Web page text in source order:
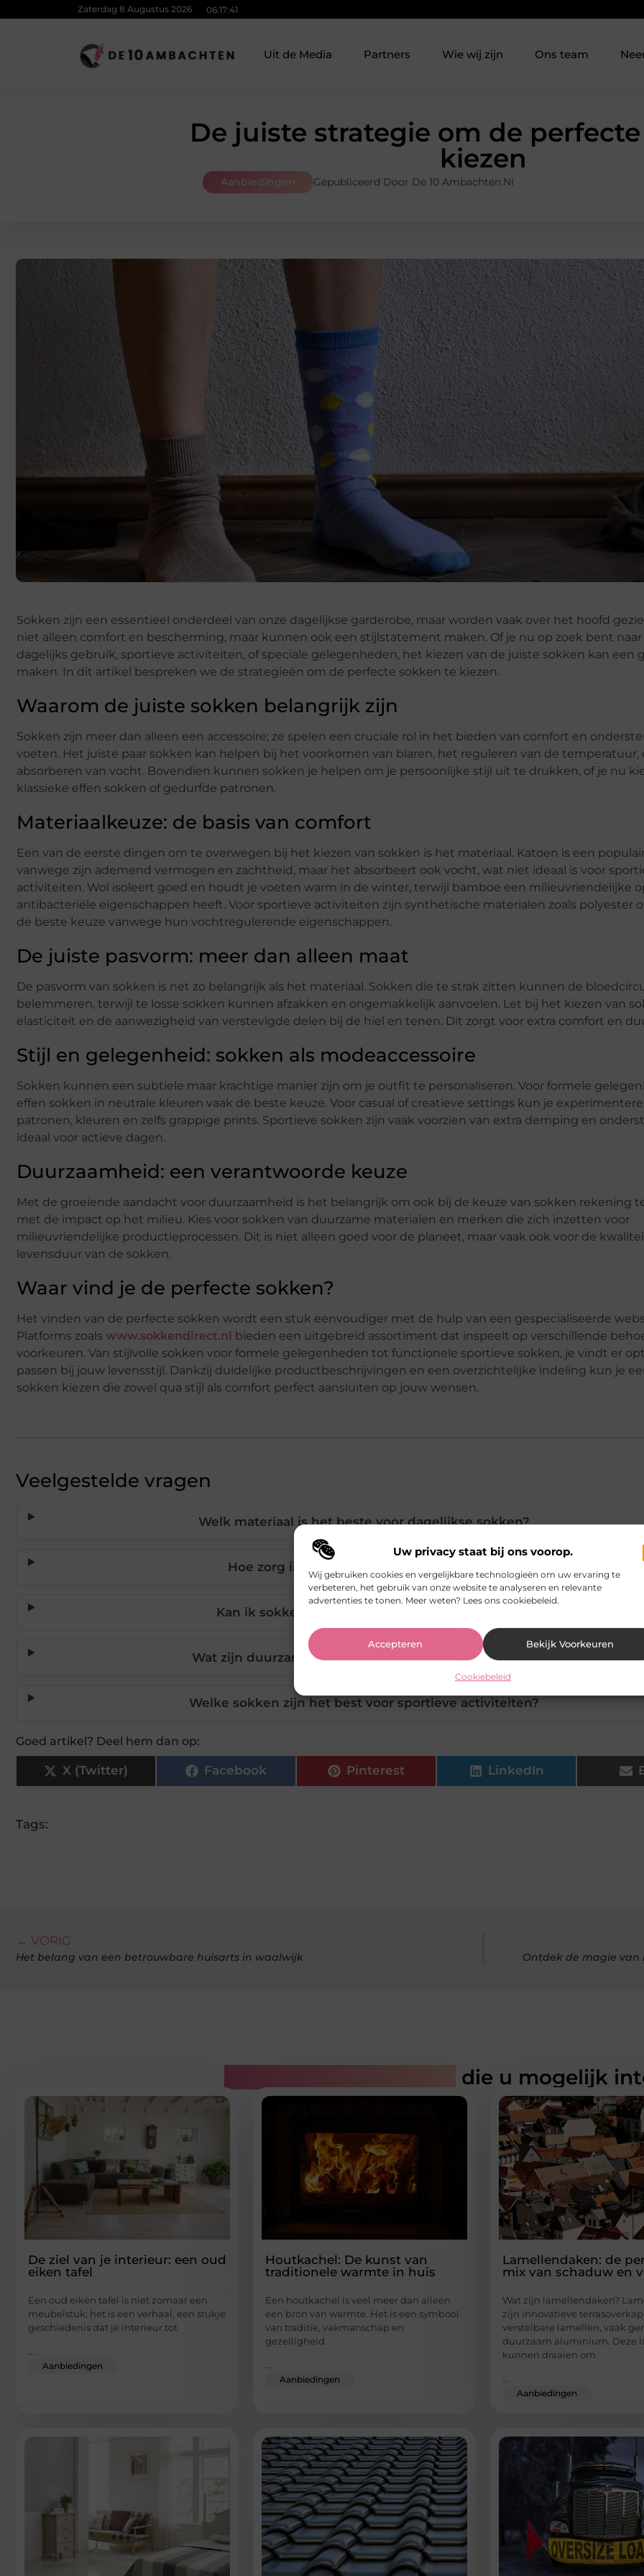
Uw privacy staat bij ons voorop.
Wij gebruiken cookies en vergelijkbare technologieën om uw ervaring te
verbeteren, het gebruik van onze website te analyseren en relevante
advertenties te tonen. Meer weten? Lees ons cookiebeleid.
Accepteren Bekijk Voorkeuren
Cookiebeleid
Zaterdag 8 Augustus 2026 06:17:42
Uit de Media Partners Wie wij zijn Ons team
De juiste strategie om de
kiezen
Aanbiedingen Gepubliceerd Door De 10 Ambachten.nl
Sokken zijn een essentieel onderdeel van onze dagelijkse garderobe, maar worden vaak over het hoofd
niet alleen comfort en bescherming, maar kunnen ook een stijlstatement maken. Of je nu op zoek bent
dagelijks gebruik, sportieve activiteiten, of speciale gelegenheden, het kiezen van de juiste sokken kan een
maken. In dit artikel bespreken we de strategieën om de perfecte sokken te kiezen.
Waarom de juiste sokken belangrijk zijn
Sokken zijn meer dan alleen een accessoire; ze spelen een cruciale rol in het bieden van comfort en
voeten. Het juiste paar sokken kan helpen bij het voorkomen van blaren, het reguleren van de temperatuur,
absorberen van vocht. Bovendien kunnen sokken je helpen om je persoonlijke stijl uit te drukken, of je nu
klassieke effen sokken of gedurfde patronen.
Materiaalkeuze: de basis van comfort
Een van de eerste dingen om te overwegen bij het kiezen van sokken is het materiaal. Katoen is een
vanwege zijn ademend vermogen en zachtheid, maar het absorbeert ook vocht, wat niet ideaal is voor
activiteiten. Wol isoleert goed en houdt je voeten warm in de winter, terwijl bamboe een milieuvriendelijke
antibacteriële eigenschappen heeft. Voor sportieve activiteiten zijn synthetische materialen zoals polyester
de beste keuze vanwege hun vochtregulerende eigenschappen.
De juiste pasvorm: meer dan alleen maat
De pasvorm van sokken is net zo belangrijk als het materiaal. Sokken die te strak zitten kunnen de
belemmeren, terwijl te losse sokken kunnen afzakken en ongemakkelijk aanvoelen. Let bij het kiezen van
elasticiteit en de aanwezigheid van verstevigde delen bij de hiel en tenen. Dit zorgt voor extra comfort en
Stijl en gelegenheid: sokken als modeaccessoire
Sokken kunnen een subtiele maar krachtige manier zijn om je outfit te personaliseren. Voor formele
effen sokken in neutrale kleuren vaak de beste keuze. Voor casual of creatieve settings kun je
patronen, kleuren en zelfs grappige prints. Sportieve sokken zijn vaak voorzien van extra demping en
ideaal voor actieve dagen.
Duurzaamheid: een verantwoorde keuze
Met de groeiende aandacht voor duurzaamheid is het belangrijk om ook bij de keuze van sokken rekening
met de impact op het milieu. Kies voor sokken van duurzame materialen en merken die zich inzetten voor
milieuvriendelijke productieprocessen. Dit is niet alleen goed voor de planeet, maar vaak ook voor de
levensduur van de sokken.
Waar vind je de perfecte sokken?
Het vinden van de perfecte sokken wordt een stuk eenvoudiger met de hulp van een gespecialiseerde
Platforms zoals www.sokkendirect.nl bieden een uitgebreid assortiment dat inspeelt op verschillende
voorkeuren. Van stijlvolle sokken voor formele gelegenheden tot functionele sportieve sokken, je vindt er
passen bij jouw levensstijl. Dankzij duidelijke productbeschrijvingen en een overzichtelijke indeling kun je
sokken kiezen die zowel qua stijl als comfort perfect aansluiten op jouw wensen.
Veelgestelde vragen
Welk materiaal is het beste voor dagelijkse sokken?
Hoe zorg ik dat mijn sokken goed passen?
Kan ik sokken als modeaccessoire gebruiken?
Wat zijn duurzame sokken en waarom kiezen ervoor?
Welke sokken zijn het best voor sportieve activiteiten?
Goed artikel? Deel hem dan op:
X (Twitter) Facebook Pinterest LinkedIn
Tags:
← VORIG
Het belang van een betrouwbare huisarts in waalwijk Ontdek de magie
die u mogelijk
De ziel van je interieur: een oud
eiken tafel
Een oud eiken tafel is niet zomaar een
meubelstuk; het is een verhaal, een stukje
geschiedenis dat je interieur tot
...
Aanbiedingen
Houtkachel: De kunst van
traditionele warmte in huis
Een houtkachel is veel meer dan alleen
een bron van warmte. Het is een symbool
van traditie, vakmanschap en
gezelligheid.
...
Aanbiedingen
Lamellendaken: de
mix van schaduw en
Wat zijn lamellendaken?
zijn innovatieve
verstelbare lamellen, vaak
duurzaam aluminium. Deze
kunnen draaien om
...
Aanbiedingen